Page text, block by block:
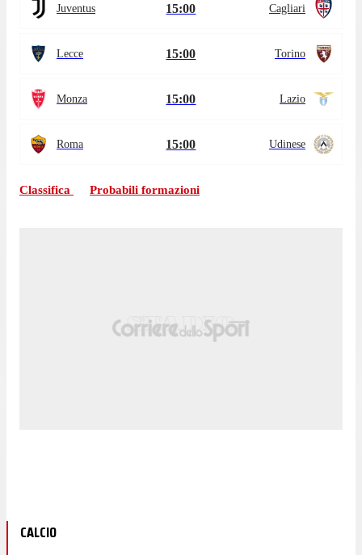
Juventus 15:00 Cagliari
Lecce 15:00 Torino
Monza 15:00 Lazio
Roma 15:00 Udinese
Classifica Probabili formazioni
CALCIO